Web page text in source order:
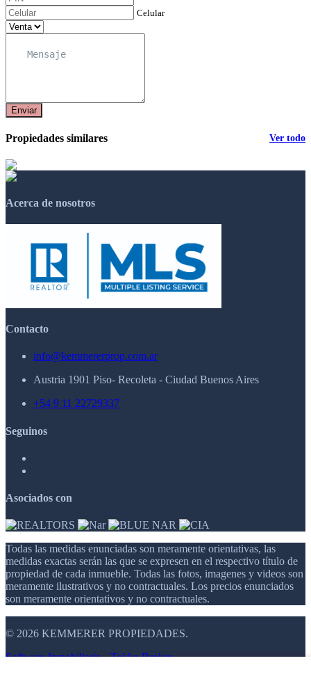
Celular
Enviar
Propiedades similares Ver todo
Acerca de nosotros
Contacto
info@kemmererprop.com.ar
Austria 1901 Piso- Recoleta - Ciudad Buenos Aires
+54 9 11 22729337
Seguinos
Asociados con
Todas las medidas enunciadas son meramente orientativas, las
medidas exactas serán las que se expresen en el respectivo título de
propiedad de cada inmueble. Todas las fotos, imagenes y videos son
meramente ilustrativos y no contractuales. Los precios enunciados
son meramente orientativos y no contractuales.
© 2026 KEMMERER PROPIEDADES.
Software Inmobiliario - Tokko Broker